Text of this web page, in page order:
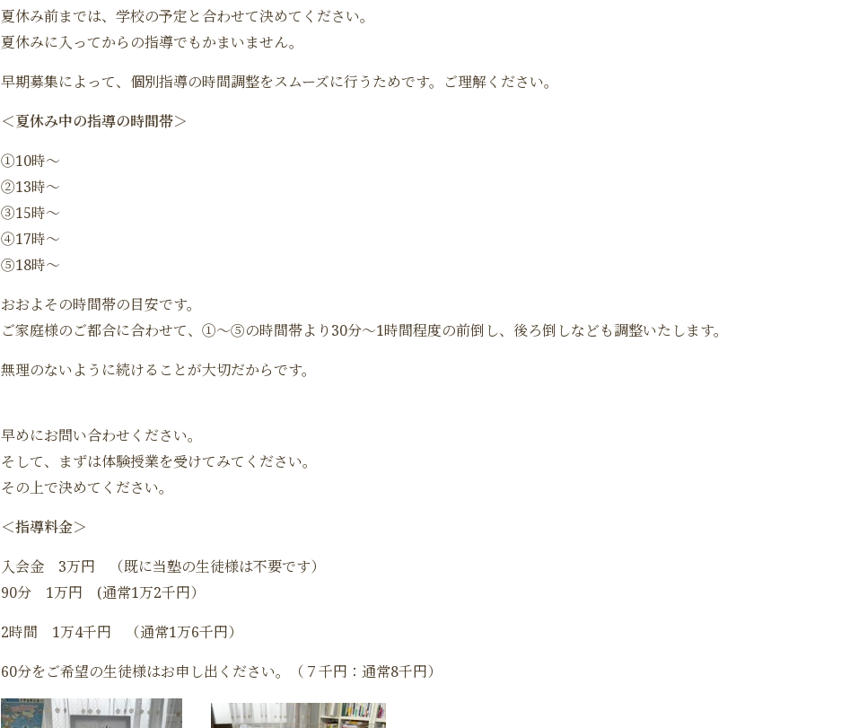
夏休み前までは、学校の予定と合わせて決めてください。
夏休みに入ってからの指導でもかまいません。
早期募集によって、個別指導の時間調整をスムーズに行うためです。ご理解ください。
＜夏休み中の指導の時間帯＞
①10時～
②13時～
③15時～
④17時～
⑤18時～
おおよその時間帯の目安です。
ご家庭様のご都合に合わせて、①～⑤の時間帯より30分～1時間程度の前倒し、後ろ倒しなども調整いたします。
無理のないように続けることが大切だからです。
早めにお問い合わせください。
そして、まずは体験授業を受けてみてください。
その上で決めてください。
＜指導料金＞
入会金 3万円 （既に当塾の生徒様は不要です）
90分 1万円 (通常1万2千円）
2時間 1万4千円 （通常1万6千円）
60分をご希望の生徒様はお申し出ください。（７千円：通常8千円）